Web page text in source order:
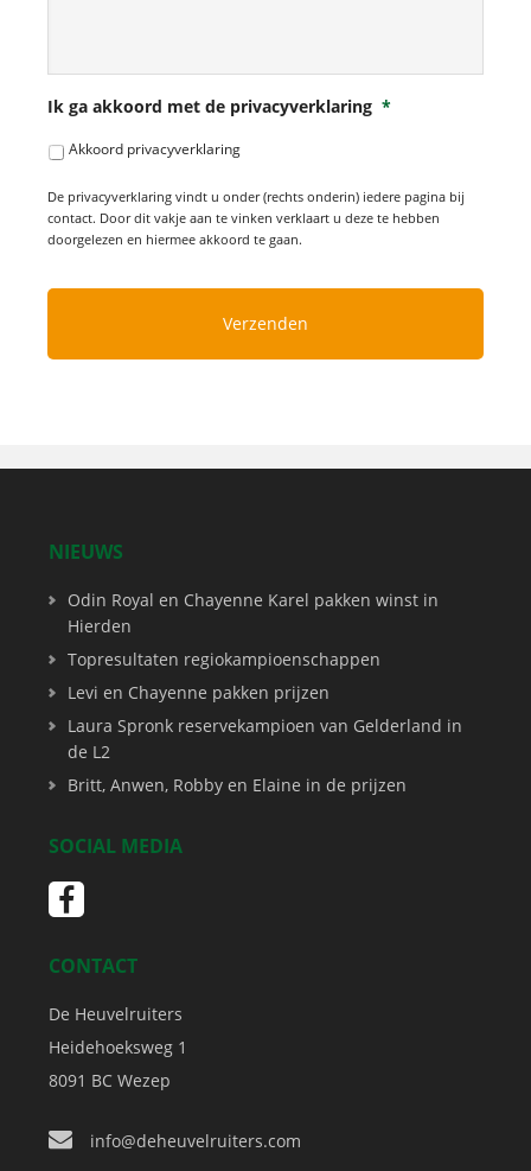
Ik ga akkoord met de privacyverklaring *
Akkoord privacyverklaring
De privacyverklaring vindt u onder (rechts onderin) iedere pagina bij
contact. Door dit vakje aan te vinken verklaart u deze te hebben
doorgelezen en hiermee akkoord te gaan.
NIEUWS
Odin Royal en Chayenne Karel pakken winst in
Hierden
Topresultaten regiokampioenschappen
Levi en Chayenne pakken prijzen
Laura Spronk reservekampioen van Gelderland in
de L2
Britt, Anwen, Robby en Elaine in de prijzen
SOCIAL MEDIA
CONTACT
De Heuvelruiters
Heidehoeksweg 1
8091 BC Wezep
info@deheuvelruiters.com